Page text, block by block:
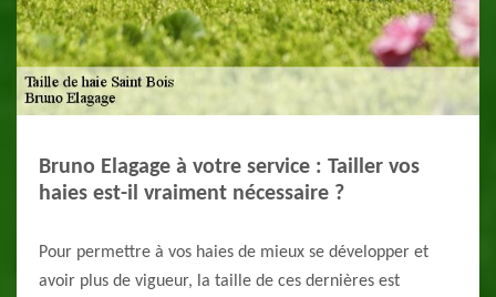
Bruno Elagage à votre service : Tailler vos
haies est-il vraiment nécessaire ?
Pour permettre à vos haies de mieux se développer et
avoir plus de vigueur, la taille de ces dernières est